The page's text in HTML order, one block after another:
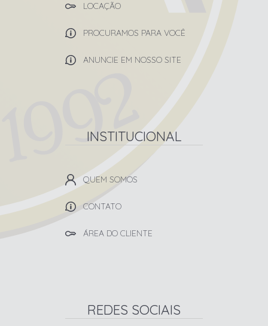
LOCAÇÃO
PROCURAMOS PARA VOCÊ
ANUNCIE EM NOSSO SITE
INSTITUCIONAL
QUEM SOMOS
CONTATO
ÁREA DO CLIENTE
REDES SOCIAIS